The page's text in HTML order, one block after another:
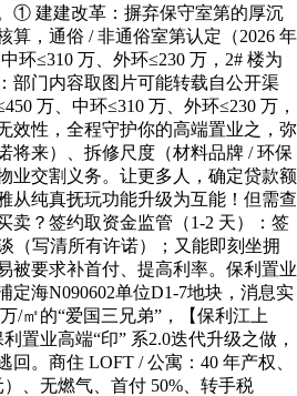
① 建建改革：摒弃保守室第的厚沉
算，通俗 / 非通俗室第认定（2026 年
环≤310 万、外环≤230 万，2# 楼为
部门内容取图片可能转载自公开渠
万、中环≤310 万、外环≤230 万，
效性，全程守护你的高端置业之，弥
将来）、拆修尺度（材料品牌 / 环保
业交割义务。让更多人，确定贷款额
从纯真抚玩功能升级为互能！但需查
卖？签约取资金监管（1-2 天）：签
（写清所有许诺）；又能即刻坐拥
被要求补首付、提高利率。保利置业
定海N090602单位D1-7地块，消息实
/㎡的“爱国三兄弟”，【保利江上
置业高端“印” 系2.0迭代升级之做，
。商住 LOFT / 公寓：40 年产权、
、无燃气、首付 50%、转手税